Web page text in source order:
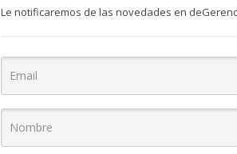
Le notificaremos de las novedades en